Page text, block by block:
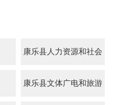
康乐县人力资源和社会
保障局
康乐县文体广电和旅游